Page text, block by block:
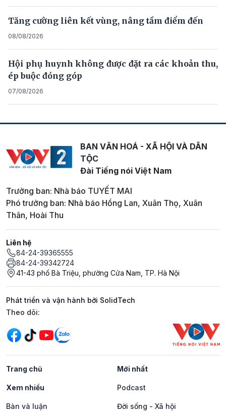
Tăng cường liên kết vùng, nâng tầm điểm đến
08/08/2026
Hội phụ huynh không được đặt ra các khoản thu,
ép buộc đóng góp
07/08/2026
BAN VĂN HOÁ - XÃ HỘI VÀ DÂN
TỘC
Đài Tiếng nói Việt Nam
Trưởng ban: Nhà báo TUYẾT MAI
Phó trưởng ban: Nhà báo Hồng Lan, Xuân Thọ, Xuân
Thân, Hoài Thu
Liên hệ
84-24-39365555
84-24-39342724
41-43 phố Bà Triệu, phường Cửa Nam, TP. Hà Nội
Phát triển và vận hành bởi SolidTech
Mạng xã hội
Theo dõi:
Trang chủ Mới nhất
Xem nhiều Podcast
Bàn và luận Đời sống - Xã hội